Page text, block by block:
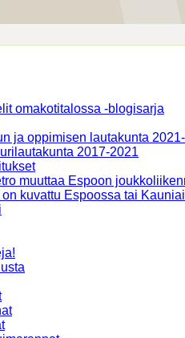
omakotitalossa -blogisarja
ja oppimisen lautakunta
2017-2021
muuttaa Espoon
kuvattu Espoossa tai